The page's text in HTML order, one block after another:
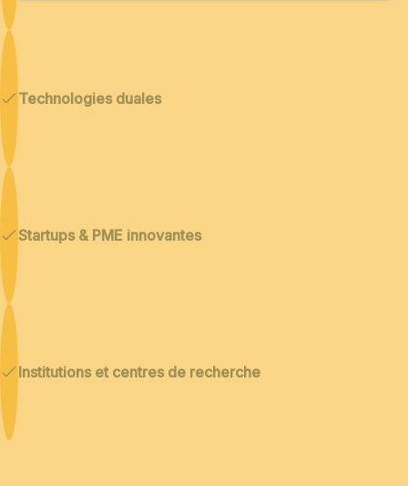
Technologies duales
Startups & PME innovantes
Institutions et centres de recherche